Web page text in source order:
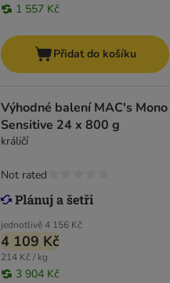
1 557 Kč
Přidat do košíku
Výhodné balení MAC's Mono
Sensitive 24 x 800 g
králičí
jednotlivě4 156 Kč
4 109 Kč
214 Kč / kg
3 904 Kč
Not rated